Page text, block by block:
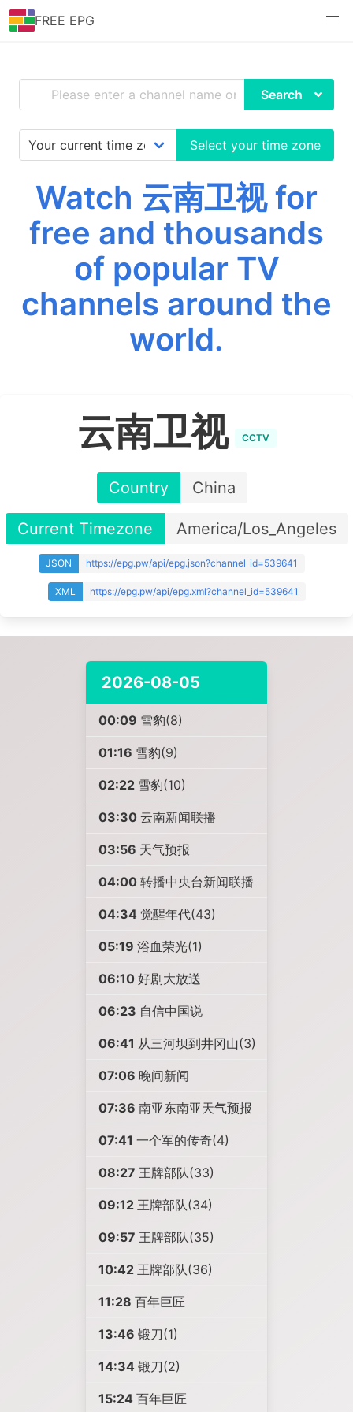
FREE EPG
Search
Select your time zone
Watch 云南卫视 for
free and thousands
of popular TV
channels around the
world.
云南卫视 CCTV
Country China
Current Timezone America/Los_Angeles
JSON https://epg.pw/api/epg.json?channel_id=539641
XML https://epg.pw/api/epg.xml?channel_id=539641
2026-08-05
00:09 雪豹(8)
01:16 雪豹(9)
02:22 雪豹(10)
03:30 云南新闻联播
03:56 天气预报
04:00 转播中央台新闻联播
04:34 觉醒年代(43)
05:19 浴血荣光(1)
06:10 好剧大放送
06:23 自信中国说
06:41 从三河坝到井冈山(3)
07:06 晚间新闻
07:36 南亚东南亚天气预报
07:41 一个军的传奇(4)
08:27 王牌部队(33)
09:12 王牌部队(34)
09:57 王牌部队(35)
10:42 王牌部队(36)
11:28 百年巨匠
13:46 锻刀(1)
14:34 锻刀(2)
15:24 百年巨匠